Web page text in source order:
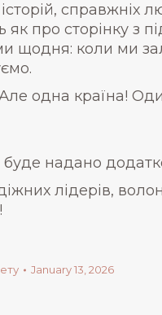
справжніх
як про сторінку з
щодня: коли ми
Але одна країна!
надано
лідерів,
January 13, 2026